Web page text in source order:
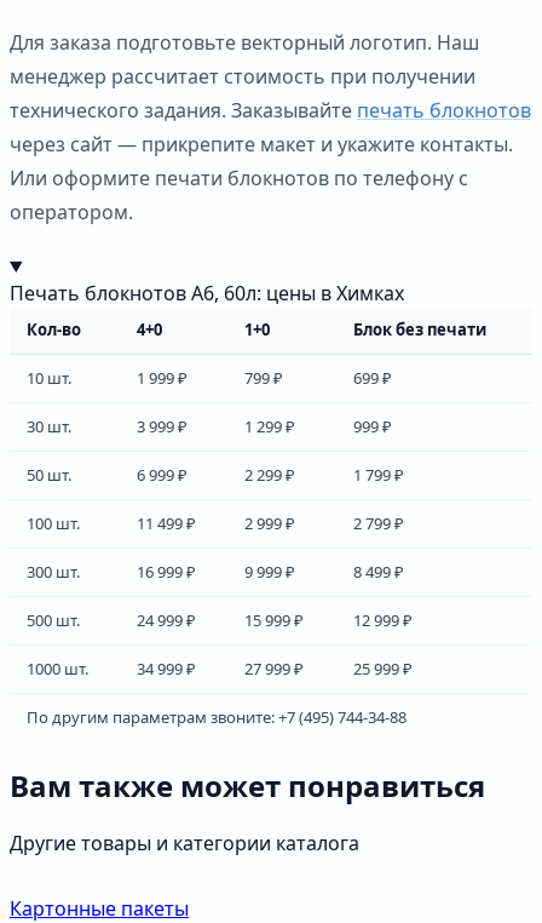
Для заказа подготовьте векторный логотип. Наш
менеджер рассчитает стоимость при получении
технического задания. Заказывайте печать блокнотов
через сайт — прикрепите макет и укажите контакты.
Или оформите печати блокнотов по телефону с
оператором.
Печать блокнотов А6, 60л: цены в Химках
Кол-во 4+0 1+0 Блок без печати
10 шт. 1 999 ₽ 799 ₽ 699 ₽
30 шт. 3 999 ₽ 1 299 ₽ 999 ₽
50 шт. 6 999 ₽ 2 299 ₽ 1 799 ₽
100 шт. 11 499 ₽ 2 999 ₽ 2 799 ₽
300 шт. 16 999 ₽ 9 999 ₽ 8 499 ₽
500 шт. 24 999 ₽ 15 999 ₽ 12 999 ₽
1000 шт. 34 999 ₽ 27 999 ₽ 25 999 ₽
По другим параметрам звоните: +7 (495) 744-34-88
Вам также может понравиться
Другие товары и категории каталога
Картонные пакеты